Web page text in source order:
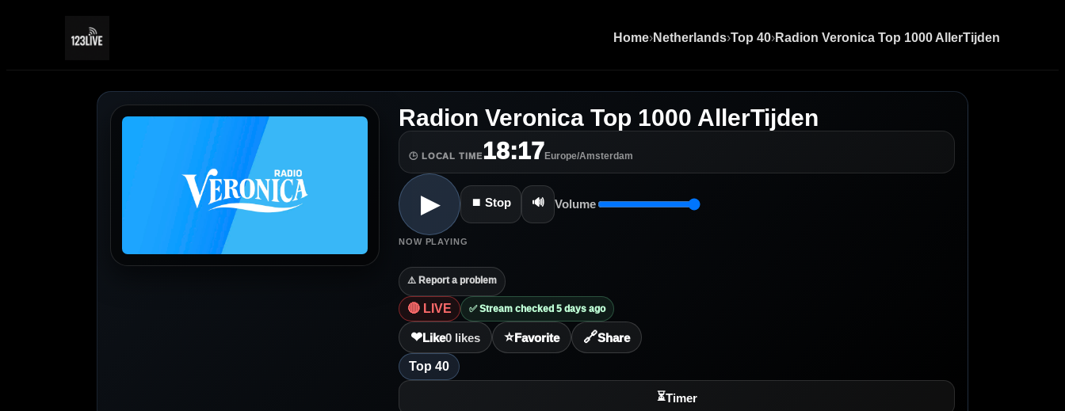
Home›Netherlands›Top 40›Radion Veronica Top 1000 AllerTijden
Radion Veronica Top 1000 AllerTijden
🕒 LOCAL TIME18:17Europe/Amsterdam
▶ ⏹ Stop 🔊 Volume
NOW PLAYING
⚠️ Report a problem
🔴 LIVE ✅ Stream checked 5 days ago
❤Like0 likes ⭐Favorite 🔗Share
Top 40
⏳Timer